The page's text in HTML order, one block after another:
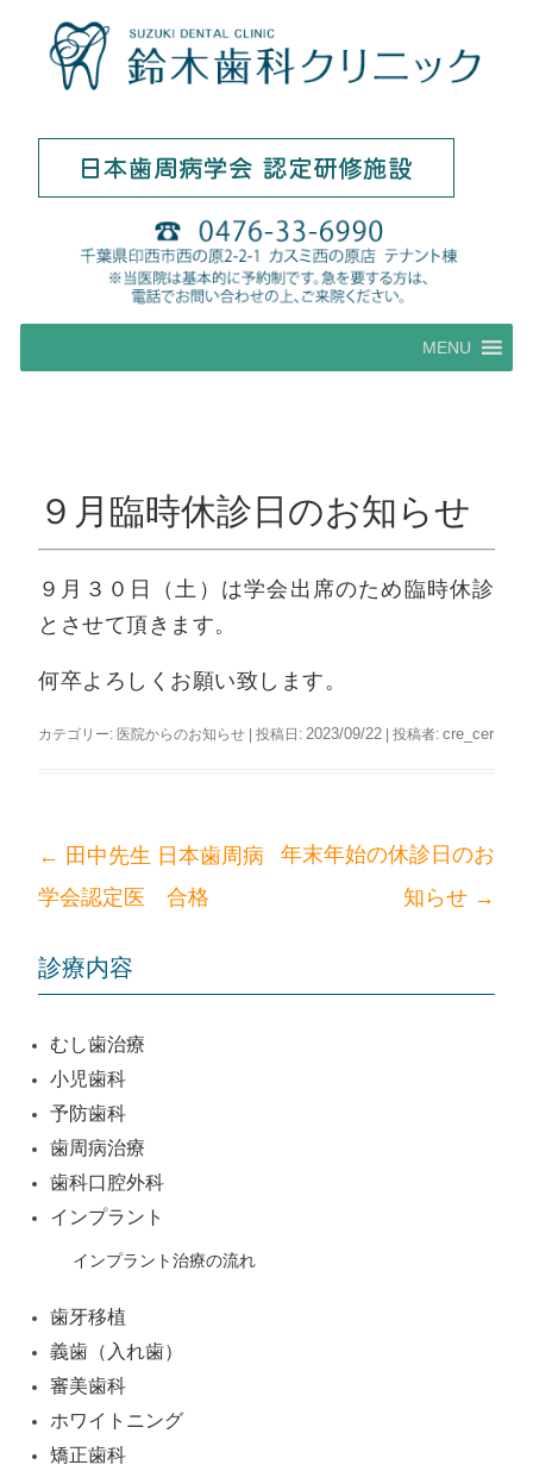
キ
MENU
９月臨時休診日のお知らせ
９月３０日（土）は学会出席のため臨時休診
とさせて頂きます。
何卒よろしくお願い致します。
カテゴリー: 医院からのお知らせ | 投稿日: 2023/09/22 |投稿者:cre_cer
投
稿
ビ
ゲ
シ
ョ
ン
← 田中先生 日本歯周病
学会認定医 合格
年末年始の休診日のお
知らせ →
診療内容
むし歯治療
小児歯科
予防歯科
歯周病治療
歯科口腔外科
インプラント
インプラント治療の流れ
歯牙移植
義歯（入れ歯）
審美歯科
ホワイトニング
矯正歯科